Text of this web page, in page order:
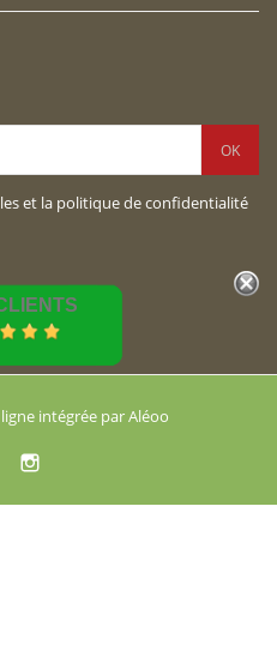
et la politique de confidentialité
intégrée par Aléoo
Facebook